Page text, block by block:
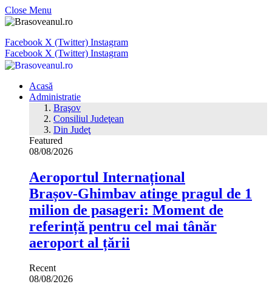
Close Menu
Facebook X (Twitter) Instagram
Facebook X (Twitter) Instagram
Acasă
Administratie
Braşov
Consiliul Judeţean
Din Judeţ
Featured
08/08/2026
Aeroportul Internațional
Brașov‑Ghimbav atinge pragul de 1
milion de pasageri: Moment de
referință pentru cel mai tânăr
aeroport al țării
Recent
08/08/2026